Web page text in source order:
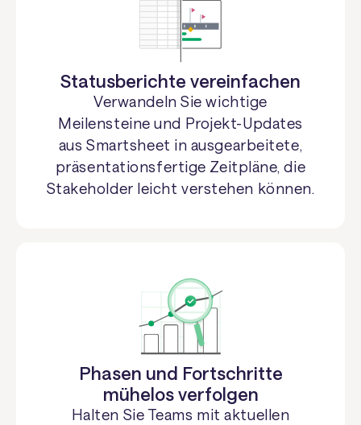
Statusberichte vereinfachen
Verwandeln Sie wichtige
Meilensteine und Projekt-Updates
aus Smartsheet in ausgearbeitete,
präsentationsfertige Zeitpläne, die
Stakeholder leicht verstehen können.
Phasen und Fortschritte
mühelos verfolgen
Halten Sie Teams mit aktuellen